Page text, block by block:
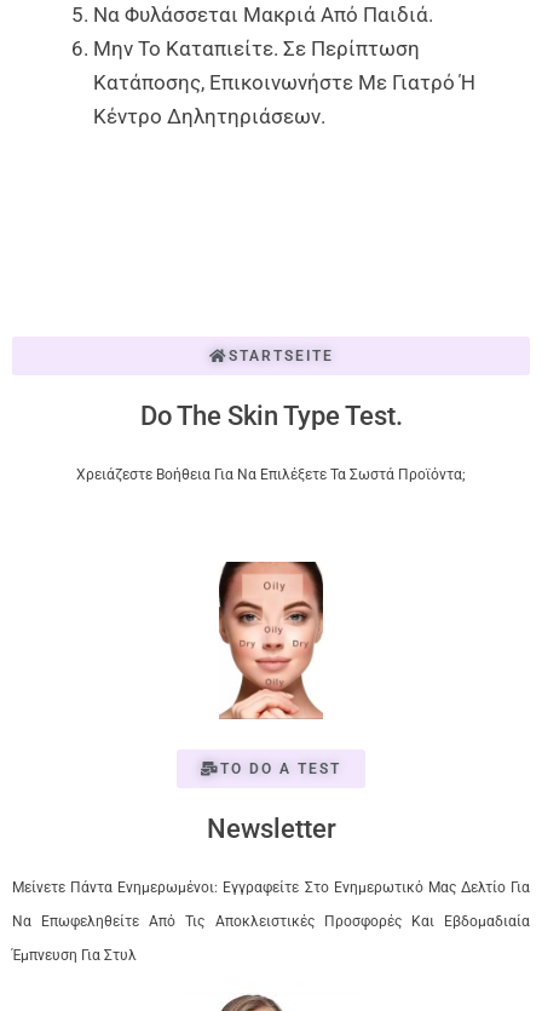
Να Φυλάσσεται Μακριά Από Παιδιά.
Μην Το Καταπιείτε. Σε Περίπτωση
Κατάποσης, Επικοινωνήστε Με Γιατρό Ή
Κέντρο Δηλητηριάσεων.
STARTSEITE
Do The Skin Type Test.
Χρειάζεστε Βοήθεια Για Να Επιλέξετε Τα Σωστά Προϊόντα;
TO DO A TEST
Newsletter
Μείνετε Πάντα Ενημερωμένοι: Εγγραφείτε Στο Ενημερωτικό Μας Δελτίο Για
Να Επωφεληθείτε Από Τις Αποκλειστικές Προσφορές Και Εβδομαδιαία
Έμπνευση Για Στυλ